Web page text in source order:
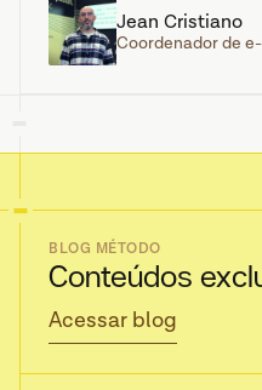
Jean Cristiano
Coordenador de
BLOG MÉTODO
Conteúdos
Acessar blog